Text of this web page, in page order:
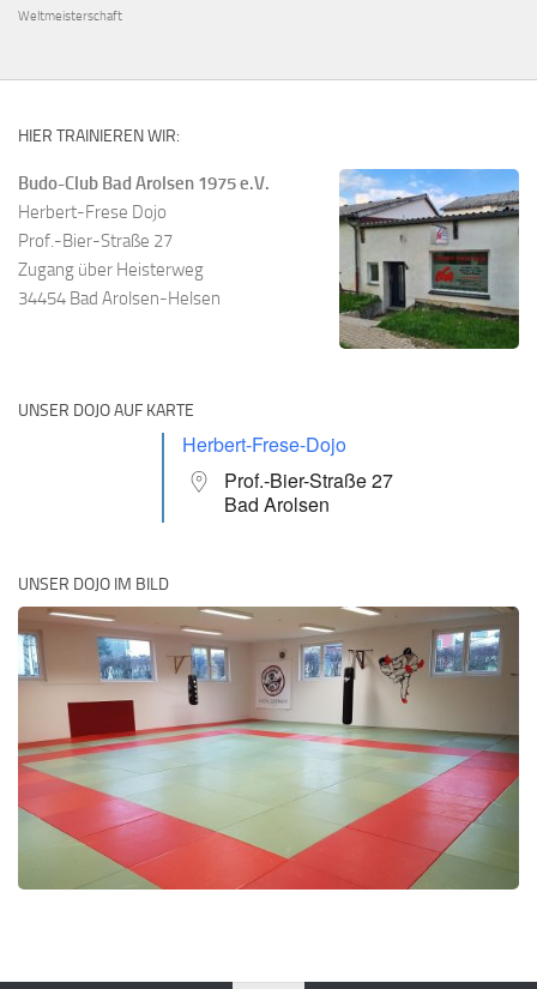
Weltmeisterschaft
HIER TRAINIEREN WIR:
Budo-Club Bad Arolsen 1975 e.V.
Herbert-Frese Dojo
Prof.-Bier-Straße 27
Zugang über Heisterweg
34454 Bad Arolsen-Helsen
UNSER DOJO AUF KARTE
Herbert-Frese-Dojo
Prof.-Bier-Straße 27
Bad Arolsen
UNSER DOJO IM BILD